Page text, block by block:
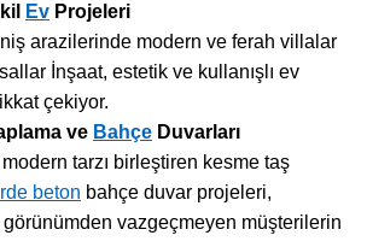
Ev Projeleri
arazilerinde modern ve ferah villalar
İnşaat, estetik ve kullanışlı ev
çekiyor.
ve Bahçe Duvarları
tarzı birleştiren kesme taş
beton bahçe duvar projeleri,
vazgeçmeyen müşterilerin